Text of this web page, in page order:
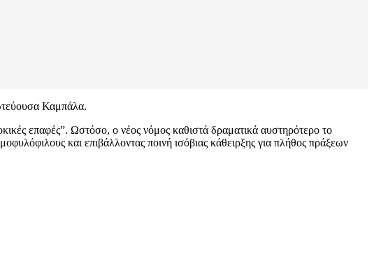
Καμπάλα.
επαφές”. Ωστόσο, ο νέος νόμος καθιστά δραματικά αυστηρότερο το
και επιβάλλοντας ποινή ισόβιας κάθειρξης για πλήθος πράξεων